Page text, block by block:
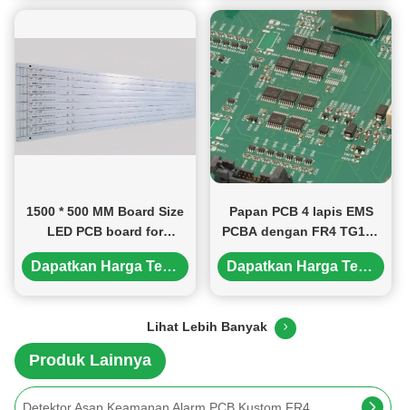
1500 * 500 MM Board Size
LED PCB board for
Customized Lighting
Solutions
Dapatkan Harga Terbaik
Papan PCB 4 lapis EMS
PCBA dengan FR4 TG135
1.6mm dengan Finishing
Permukaan ENIG Dapatkan Harga Terbaik
Lihat Lebih Banyak
Produk Lainnya